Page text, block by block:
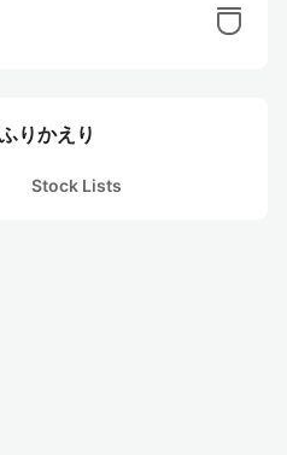
りかえり
Stock Lists